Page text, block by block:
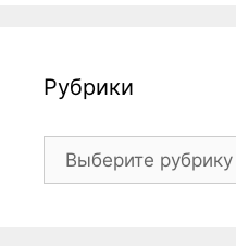
Рубрики
Рубрики